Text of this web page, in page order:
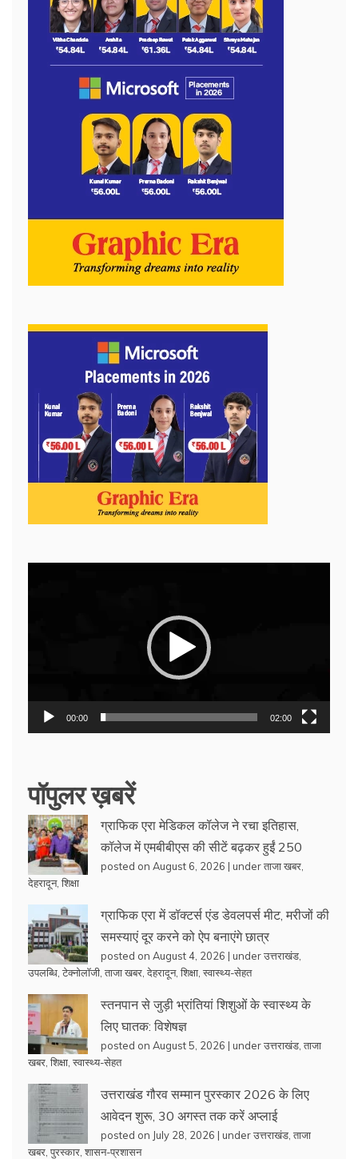
00:00 02:00
पॉपुलर ख़बरें
ग्राफिक एरा मेडिकल कॉलेज ने रचा इतिहास,
कॉलेज में एमबीबीएस की सीटें बढ़कर हुईं 250
posted on August 6, 2026 | underताजा खबर
देहरादून, शिक्षा
ग्राफिक एरा में डॉक्टर्स एंड डेवलपर्स मीट, मरीजों की
समस्याएं दूर करने को ऐप बनाएंगे छात्र
posted on August 4, 2026 | underउत्तराखंड
उपलब्धि टेक्नोलॉजी ताजा खबर देहरादून, शिक्षा स्वास्थ्य-सेहत
स्तनपान से जुड़ी भ्रांतियां शिशुओं के स्वास्थ्य के
लिए घातक: विशेषज्ञ
posted on August 5, 2026 | underउत्तराखंड ताजा
खबर शिक्षा स्वास्थ्य-सेहत
उत्तराखंड गौरव सम्मान पुरस्कार 2026 के लिए
आवेदन शुरू, 30 अगस्त तक करें अप्लाई
posted on July 28, 2026 | underउत्तराखंड ताजा
खबर पुरस्कार शासन-प्रशासन